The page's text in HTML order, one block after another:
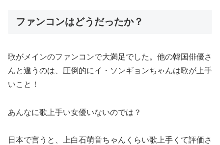
ファンコンはどうだったか？
歌がメインのファンコンで大満足でした。他の韓国俳優さ
んと違うのは、圧倒的にイ・ソンギョンちゃんは歌が上手
いこと！
あんなに歌上手い女優いないのでは？
日本で言うと、上白石萌音ちゃんくらい歌上手くて評価さ